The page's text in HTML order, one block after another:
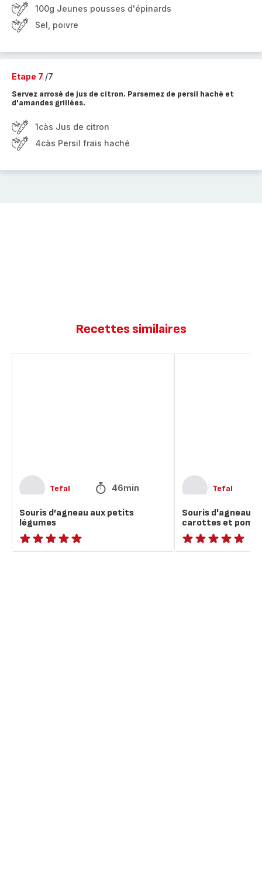
100g Jeunes pousses d'épinards
Sel, poivre
Etape 7 /7
Servez arrosé de jus de citron. Parsemez de persil haché et
d'amandes grillées.
1càs Jus de citron
4càs Persil frais haché
Recettes similaires
Tefal 46min
Souris d’agneau aux petits
légumes
ratings.NaN
Tefal
Souris d'agneau
carottes et
ratings.NaN